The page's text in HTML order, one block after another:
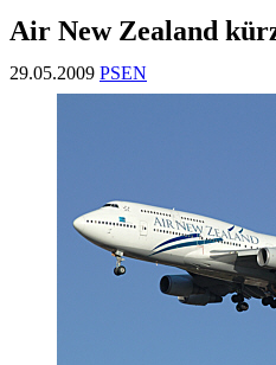
Air New Zealand
29.05.2009 PSEN